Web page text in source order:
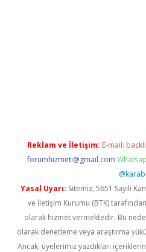
Reklam ve İletişim: E-mail:
forumhizmeti@gmail.com
Yasal Uyarı: Sitemiz, 5651 Sayılı
ve İletişim Kurumu (BTK)
olarak hizmet vermektedir. Bu
olarak denetleme veya araştırma
Ancak, üyelerimiz yazdıkları